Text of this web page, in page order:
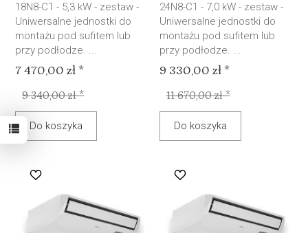
18N8-C1 - 5,3 kW - zestaw -
Uniwersalne jednostki do
montażu pod sufitem lub
przy podłodze. ...
7 470,00 zł *
9 340,00 zł *
Do koszyka
24N8-C1 - 7,0 kW - zestaw -
Uniwersalne jednostki do
montażu pod sufitem lub
przy podłodze. ...
9 330,00 zł *
11 670,00 zł *
Do koszyka